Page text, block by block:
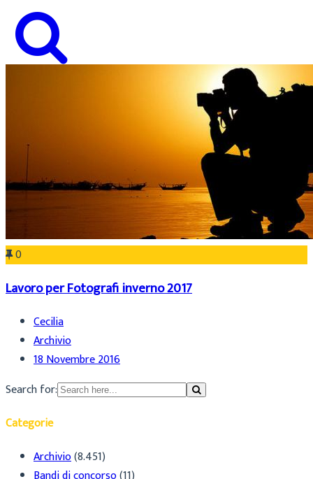
0
Lavoro per Fotografi inverno 2017
Cecilia
Archivio
18 Novembre 2016
Search for:
Categorie
Archivio(8.451)